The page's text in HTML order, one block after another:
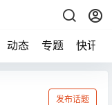
动态 专题 快讯
发布话题